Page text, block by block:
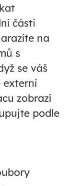
části
na
s
se váš
externí
zobrazí
podle